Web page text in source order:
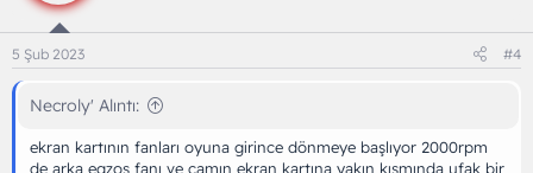
5 Şub 2023 #4
Necroly' Alıntı:
ekran kartının fanları oyuna girince dönmeye başlıyor 2000rpm
de arka egzos fanı ve camın ekran kartına yakın kısmında ufak bir